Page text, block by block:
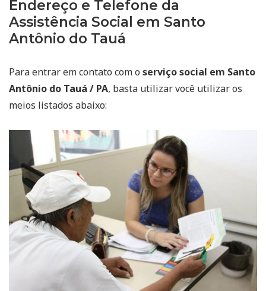
Endereço e Telefone da
Assistência Social em Santo
Antônio do Tauá
Para entrar em contato com o serviço social em Santo
Antônio do Tauá / PA, basta utilizar você utilizar os
meios listados abaixo: